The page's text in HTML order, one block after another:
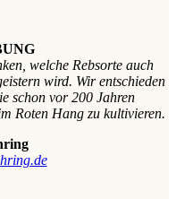
welche Rebsorte auch
wird. Wir entschieden
schon vor 200 Jahren
Roten Hang zu kultivieren.